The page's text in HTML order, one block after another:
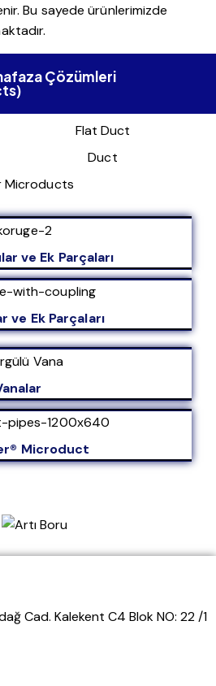
Bu sayede ürünlerimizde
Çözümleri
Flat Duct
Duct
Microducts
ve Ek Parçaları
ve Ek Parçaları
Microduct
Cad. Kalekent C4 Blok NO: 22 /1